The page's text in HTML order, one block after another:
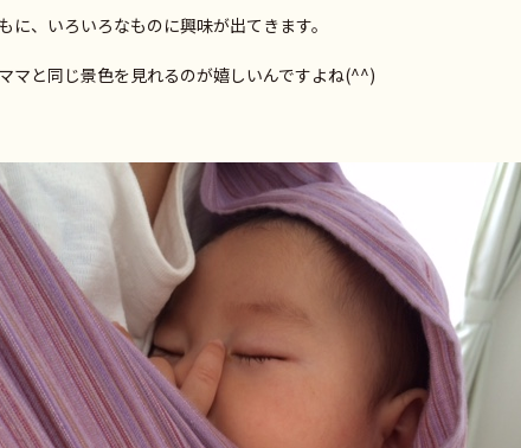
に、いろいろなものに興味が出てきます。
マと同じ景色を見れるのが嬉しいんですよね(^^)